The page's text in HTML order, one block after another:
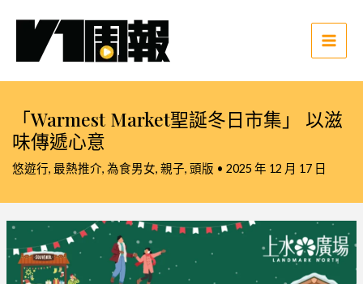
Main
「Warmest Market聖誕冬日市集」 以滋
味傳遞心意
悠遊行, 最熱推介, 為食男女, 親子, 頭版 • 2025 年 12 月 17 日